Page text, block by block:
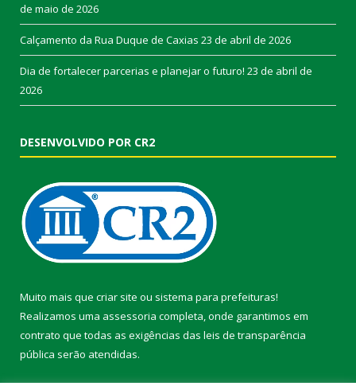
de maio de 2026
Calçamento da Rua Duque de Caxias 23 de abril de 2026
Dia de fortalecer parcerias e planejar o futuro! 23 de abril de
2026
DESENVOLVIDO POR CR2
Muito mais que criar site ou sistema para prefeituras!
Realizamos uma assessoria completa, onde garantimos em
contrato que todas as exigências das leis de transparência
pública serão atendidas.